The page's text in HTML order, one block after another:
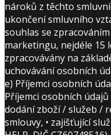
nároků z těchto
ukončení smluvního
souhlas se
marketingu, nejdéle 15
zpracovávány na
uchovávání osobních
e) Příjemci osobních
Příjemci osobních
dodání zboží / služeb /
smlouvy, • zajišťující